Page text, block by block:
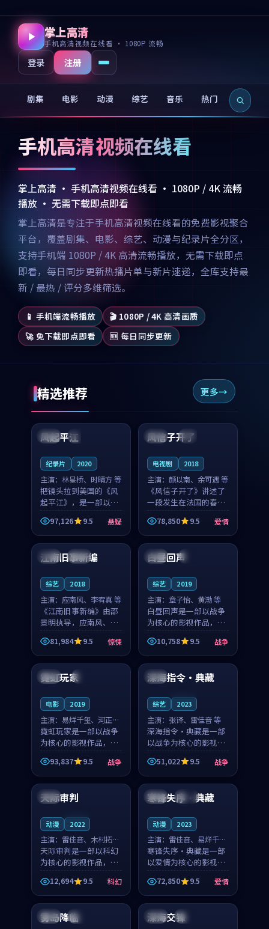
掌上高清
手机高清视频在线看 · 1080P 流畅
登录 注册
剧集 电影 动漫 综艺 音乐 热门 新片
手机高清视频在线看
掌上高清 · 手机高清视频在线看 · 1080P / 4K 流畅
播放 · 无需下载即点即看
掌上高清是专注于手机高清视频在线看的免费影视聚合
平台，覆盖剧集、电影、综艺、动漫与纪录片全分区，
支持手机端 1080P / 4K 高清流畅播放，无需下载即点
即看，每日同步更新热播片单与新片速递，全库支持最
新 / 最热 / 评分多维筛选。
📱 手机端流畅播放
🎬 1080P / 4K 高清画质
🚀 免下载即点即看
🆕 每日同步更新
精选推荐 更多
美国 完结
99:07
风起平江
纪录片 2020
主演： 林星桥、时晴方 等
把镜头拉到美国的《风
起平江》，是一部以时
光记忆为底色的悬疑作
品。林星桥和时晴方贡
献了2020年颇受关注的
合作演出，影片在情感
层次与现实质感之间
97,126 9.5 悬疑
法国 4K
99:21
风信子开了
电视剧 2018
主演： 颜以南、余可遇 等
《风信子开了》讲述了
一段发生在法国的春日
漫步故事。颜以南饰演
的主角与余可遇的角色
因一场意外卷入更深的
纠葛，爱情元素贯穿始
终，节奏稳健而富有张
78,850 9.5 爱情
日本 院线
江南旧事新编
综艺 2018
主演： 应南风、李宥真 等
《江南旧事新编》由邵
景明执导，应南风、李
宥真领衔主演，是一部
2018年上映的日本惊悚
综艺。影片以邻里温情
为切入，呈现一段从初
遇到告别都浸着真实
81,984 9.5 惊悚
美国 4K
白昼回声
综艺 2019
主演： 章子怡、黄渤 等
白昼回声是一部以战争
为核心的影视作品，围
绕危机、反转与人物成
长展开，整体节奏紧
凑，值得推荐观看。
10,758 9.5 战争
韩国 4K
霓虹玩家
电影 2019
主演： 易烊千玺、河正宇
等
霓虹玩家是一部以战争
为核心的影视作品，围
绕危机、反转与人物成
长展开，整体节奏紧
凑，值得推荐观看。
93,837 9.5 战争
中国
深海指令·典藏
综艺 2023
主演： 张译、雷佳音 等
深海指令·典藏是一部
以战争为核心的影视作
品，围绕危机、反转与
人物成长展开，整体节
奏紧凑，值得推荐观
看。
51,022 9.5 战争
泰国
天际审判
动漫 2022
主演： 雷佳音、木村拓哉
等
天际审判是一部以科幻
为核心的影视作品，围
绕危机、反转与人物成
长展开，整体节奏紧
凑，值得推荐观看。
12,694 9.5 科幻
中国 杜比
寒锋失序·典藏
动漫 2023
主演： 雷佳音、易烊千玺
等
寒锋失序·典藏是一部
以爱情为核心的影视作
品，围绕危机、反转与
人物成长展开，整体节
奏紧凑，值得推荐观
看。
72,850 9.5 爱情
美国 独播
雾岛降临 泰国 杜比
深海交锋